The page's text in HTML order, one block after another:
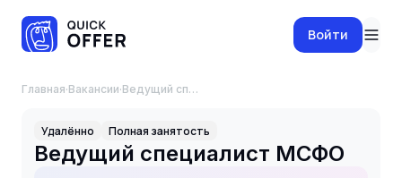
Войти
Главная·Вакансии· Ведущий специалист МСФО
Удалённо Полная занятость
Ведущий специалист МСФО